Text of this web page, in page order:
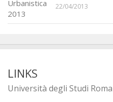
22/04/2013
LINKS
Università degli Studi